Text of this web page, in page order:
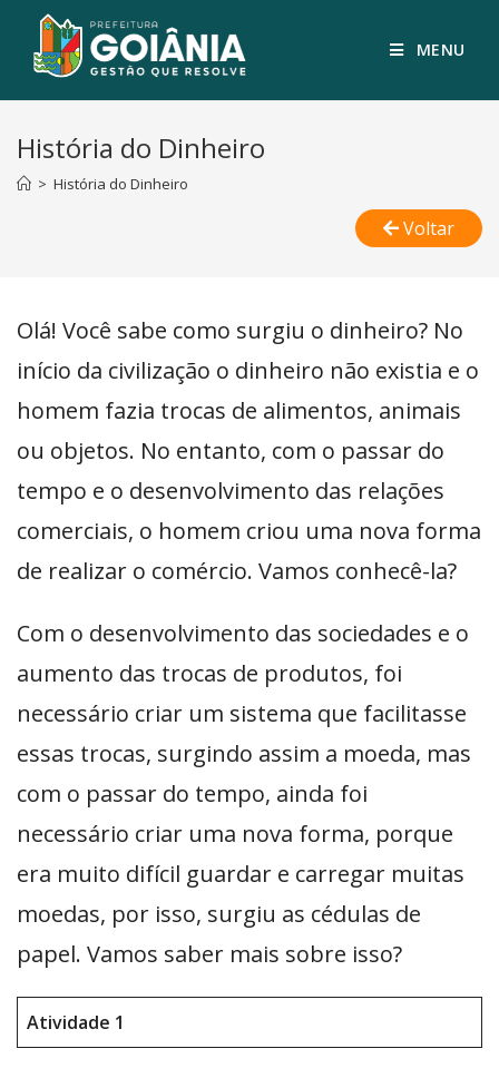
MENU
História do Dinheiro
> História do Dinheiro
Voltar
Olá! Você sabe como surgiu o dinheiro? No
início da civilização o dinheiro não existia e o
homem fazia trocas de alimentos, animais
ou objetos. No entanto, com o passar do
tempo e o desenvolvimento das relações
comerciais, o homem criou uma nova forma
de realizar o comércio. Vamos conhecê-la?
Com o desenvolvimento das sociedades e o
aumento das trocas de produtos, foi
necessário criar um sistema que facilitasse
essas trocas, surgindo assim a moeda, mas
com o passar do tempo, ainda foi
necessário criar uma nova forma, porque
era muito difícil guardar e carregar muitas
moedas, por isso, surgiu as cédulas de
papel. Vamos saber mais sobre isso?
Atividade 1